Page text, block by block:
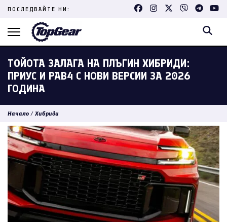
Skip
content
Enter)
ПОСЛЕДВАЙТЕ НИ:
ТОЙОТА ЗАЛАГА НА ПЛЪГИН ХИБРИДИ:
ПРИУС И РАВ4 С НОВИ ВЕРСИИ ЗА 2026
ГОДИНА
Начало / Хибриди